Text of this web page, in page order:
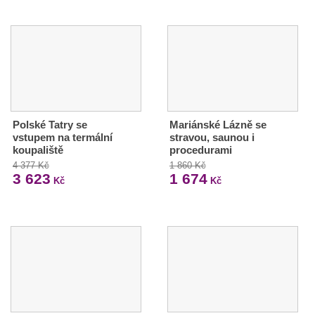
Polské Tatry se
vstupem na termální
koupaliště
4 377 Kč
3 623 Kč
Mariánské Lázně se
stravou, saunou i
procedurami
1 860 Kč
1 674Kč